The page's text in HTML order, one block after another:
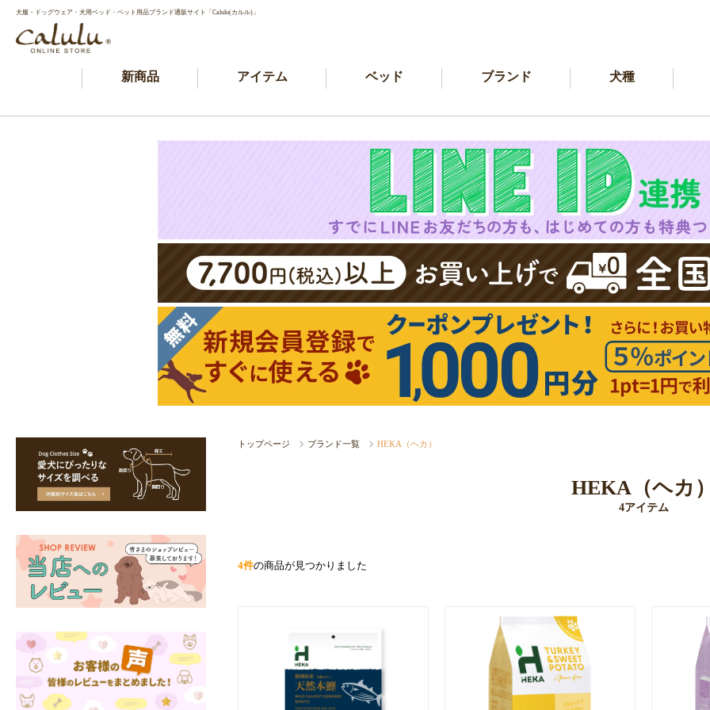
犬服・ドッグウェア・犬用ベッド・ペット用品ブランド通販サイト「Calulu(カルル)」
新商品 アイテム ベッド ブランド 犬種
トップページ ブランド一覧 HEKA（ヘカ）
HEKA（ヘカ
4アイテム
4件の商品が見つかりました